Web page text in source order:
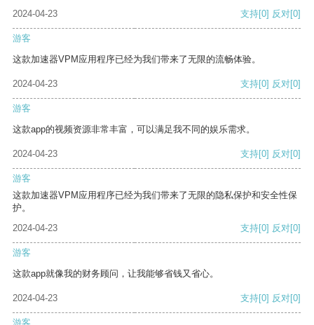
2024-04-23
支持[0] 反对[0]
游客
这款加速器VPM应用程序已经为我们带来了无限的流畅体验。
2024-04-23 支持[0] 反对[0]
游客
这款app的视频资源非常丰富，可以满足我不同的娱乐需求。
2024-04-23 支持[0] 反对[0]
游客
这款加速器VPM应用程序已经为我们带来了无限的隐私保护和安全性保
护。
2024-04-23
支持[0] 反对[0]
游客
这款app就像我的财务顾问，让我能够省钱又省心。
2024-04-23 支持[0] 反对[0]
游客